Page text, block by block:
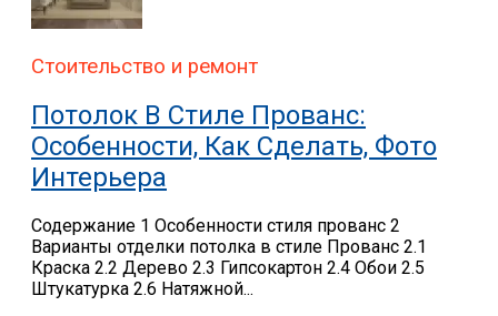
Стоительство и ремонт
Потолок В Стиле Прованс:
Особенности, Как Сделать, Фото
Интерьера
Содержание 1 Особенности стиля прованс 2
Варианты отделки потолка в стиле Прованс 2.1
Краска 2.2 Дерево 2.3 Гипсокартон 2.4 Обои 2.5
Штукатурка 2.6 Натяжной...